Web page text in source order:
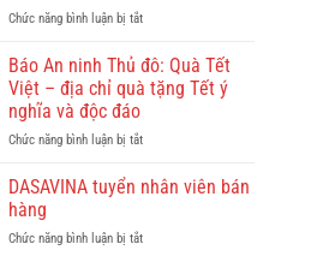
cùng
–
Báo
Bình
Online
tin
công
cho
thuê
giúp
theo
ở
giá
Chức năng bình luận bị tắtở
khảo
quà
tết
cấp
doanh
độc
Báo An ninh Thủ đô: Quà Tết
Việt – địa chỉ quà tặng Tết ý
nghĩa và độc đáo
Chức năng bình luận bị tắtở
An
đô:
DASAVINA tuyển nhân viên bán
hàng
Chức năng bình luận bị tắtở